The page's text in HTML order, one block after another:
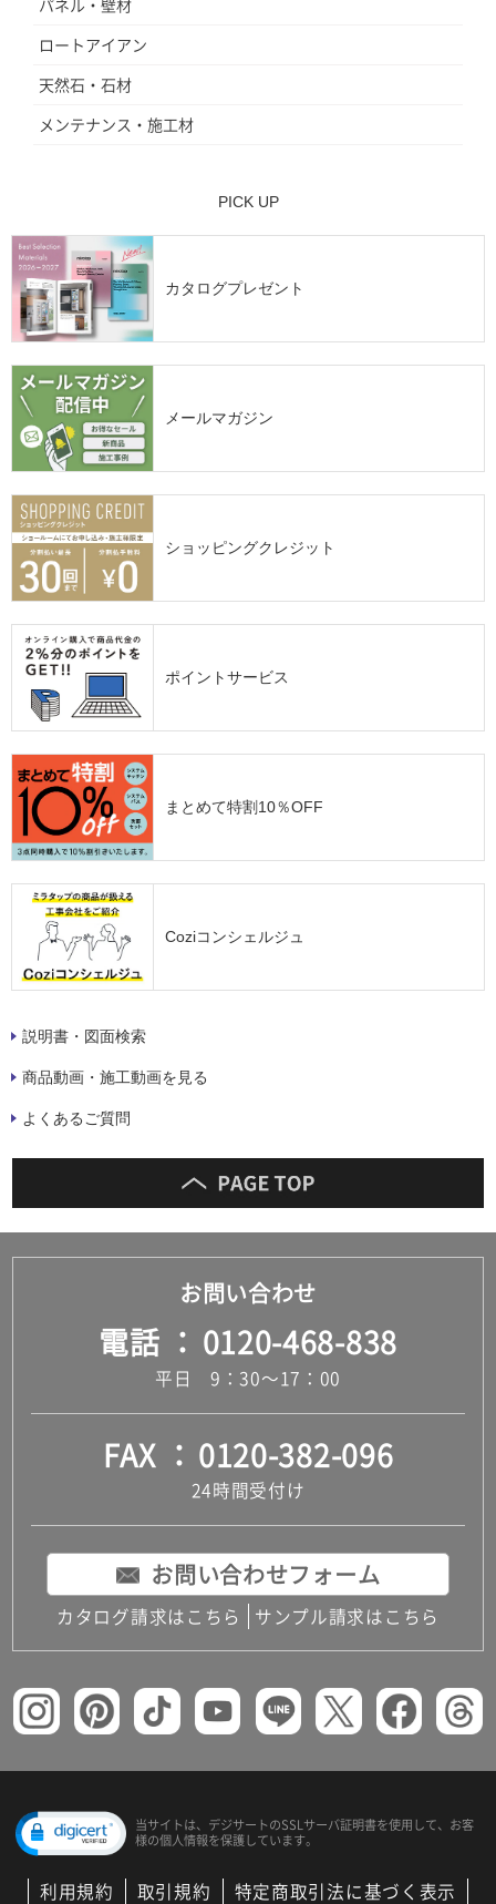
ロートアイアン
天然石・石材
メンテナンス・施工材
PICK UP
カタログプレゼント
メールマガジン
ショッピングクレジット
ポイントサービス
まとめて特割10％OFF
Coziコンシェルジュ
説明書・図面検索
商品動画・施工動画を見る
よくあるご質問
お問い合わせ
電話 0120-468-838
平日 9：30～17：00
FAX 0120-382-096
24時間受付け
お問い合わせフォーム
カタログ請求はこちら サンプル請求はこちら
当サイトは、デジサートのSSLサーバ証明書を使用して、 お客
様の個人情報を保護しています。
利用規約 取引規約 特定商取引法に基づく表示